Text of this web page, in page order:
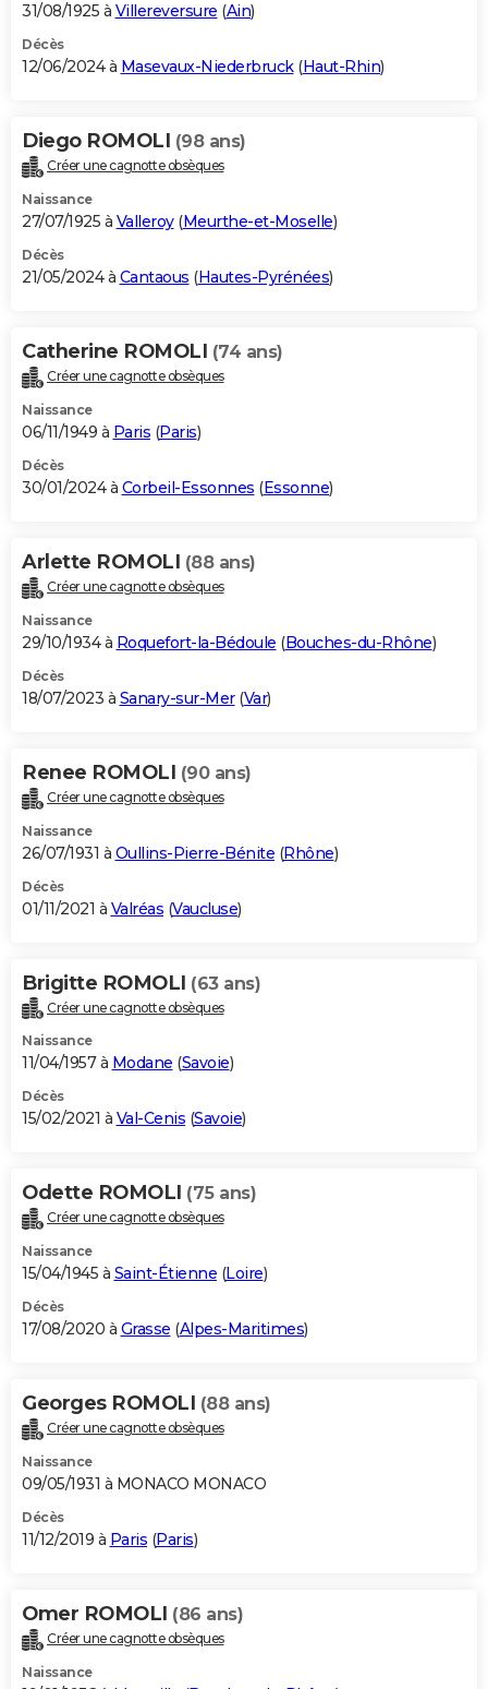
31/08/1925 à Villereversure (Ain)
Décès
12/06/2024 à Masevaux-Niederbruck(Haut-Rhin)
Diego ROMOLI (98 ans)
Créer une cagnotte obsèques
Naissance
27/07/1925 à Valleroy(Meurthe-et-Moselle)
Décès
21/05/2024 à Cantaous (Hautes-Pyrénées)
Catherine ROMOLI (74 ans)
Créer une cagnotte obsèques
Naissance
06/11/1949 à Paris (Paris)
Décès
30/01/2024 à Corbeil-Essonnes (Essonne)
Arlette ROMOLI (88 ans)
Créer une cagnotte obsèques
Naissance
29/10/1934 à Roquefort-la-Bédoule (Bouches-du-Rhône)
Décès
18/07/2023 à Sanary-sur-Mer(Var)
Renee ROMOLI (90 ans)
Créer une cagnotte obsèques
Naissance
26/07/1931 à Oullins-Pierre-Bénite (Rhône)
Décès
01/11/2021 à Valréas (Vaucluse)
Brigitte ROMOLI (63 ans)
Créer une cagnotte obsèques
Naissance
11/04/1957 à Modane (Savoie)
Décès
15/02/2021 à Val-Cenis (Savoie)
Odette ROMOLI (75 ans)
Créer une cagnotte obsèques
Naissance
15/04/1945 à Saint-Étienne (Loire)
Décès
17/08/2020 à Grasse (Alpes-Maritimes)
Georges ROMOLI (88 ans)
Créer une cagnotte obsèques
Naissance
09/05/1931 à MONACO MONACO
Décès
11/12/2019 à Paris (Paris)
Omer ROMOLI (86 ans)
Créer une cagnotte obsèques
Naissance